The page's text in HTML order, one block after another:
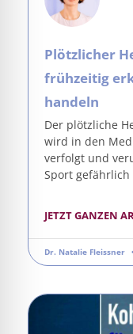
Plötzlicher
frühzeitig
handeln
Der plötzliche
wird in den
verfolgt und
Sport gefährlich
JETZT GANZEN
Dr. Natalie Fleissner